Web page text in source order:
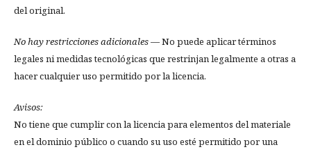
del original.
No hay restricciones adicionales— No puede aplicar términos
legales ni medidas tecnológicas que restrinjan legalmente a otras a
hacer cualquier uso permitido por la licencia.
Avisos:
No tiene que cumplir con la licencia para elementos del materiale
en el dominio público o cuando su uso esté permitido por una